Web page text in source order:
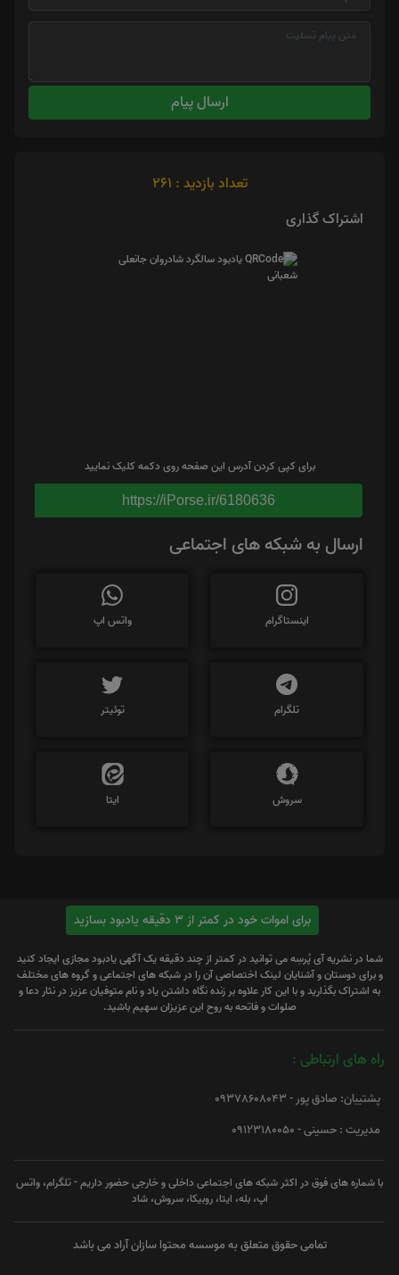
ارسال پیام
تعداد بازدید : 261
اشتراک گذاری
برای کپی کردن آدرس این صفحه روی دکمه کلیک نمایید
https://iPorse.ir/6180636
ارسال به شبکه های اجتماعی
اینستاگرام واتس اپ
تلگرام توئیتر
سروش ایتا
برای اموات خود در کمتر از 3 دقیقه یادبود بسازید
شما در نشریه آی پُرسِه می توانید در کمتر از چند دقیقه یک آگهی یادبود مجازی ایجاد کنید
و برای دوستان و آشنایان لینک اختصاصی آن را در شبکه های اجتماعی و گروه های مختلف
به اشتراک بگذارید و با این کار علاوه بر زنده نگاه داشتن یاد و نام متوفیان عزیز در نثار دعا و
صلوات و فاتحه به روح این عزیزان سهیم باشید.
راه های ارتباطی :
پشتیبان: صادق پور - 09378608043
مدیریت : حسینی - 09123180050
با شماره های فوق در اکثر شبکه های اجتماعی داخلی و خارجی حضور داریم - تلگرام، واتس
اپ، بله، ایتا، روبیکا، سروش، شاد
تمامی حقوق متعلق به موسسه محتوا سازان آراد می باشد